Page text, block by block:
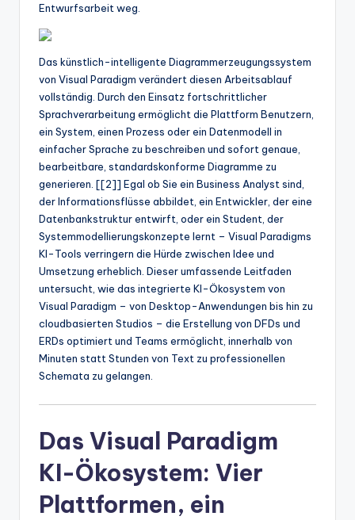
In
d
tr
U
p
d
Entwurfsarbeit weg.
Das künstlich-intelligente Diagrammerzeugungssystem
von Visual Paradigm verändert diesen Arbeitsablauf
vollständig. Durch den Einsatz fortschrittlicher
Sprachverarbeitung ermöglicht die Plattform Benutzern,
ein System, einen Prozess oder ein Datenmodell in
einfacher Sprache zu beschreiben und sofort genaue,
bearbeitbare, standardskonforme Diagramme zu
generieren. [[2]] Egal ob Sie ein Business Analyst sind,
der Informationsflüsse abbildet, ein Entwickler, der eine
Datenbankstruktur entwirft, oder ein Student, der
Systemmodellierungskonzepte lernt – Visual Paradigms
KI-Tools verringern die Hürde zwischen Idee und
Umsetzung erheblich. Dieser umfassende Leitfaden
untersucht, wie das integrierte KI-Ökosystem von
Visual Paradigm – von Desktop-Anwendungen bis hin zu
cloudbasierten Studios – die Erstellung von DFDs und
ERDs optimiert und Teams ermöglicht, innerhalb von
Minuten statt Stunden von Text zu professionellen
Schemata zu gelangen.
Das Visual Paradigm
KI-Ökosystem: Vier
Plattformen, ein